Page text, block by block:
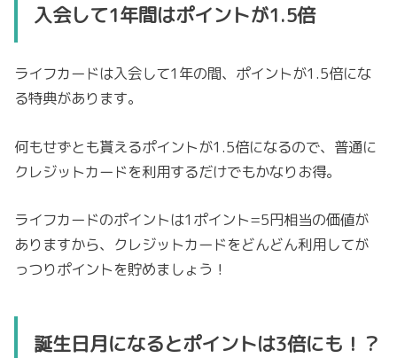
入会して1年間はポイントが1.5倍
ライフカードは入会して1年の間、ポイントが1.5倍にな
る特典があります。
何もせずとも貰えるポイントが1.5倍になるので、普通に
クレジットカードを利用するだけでもかなりお得。
ライフカードのポイントは1ポイント=5円相当の価値が
ありますから、クレジットカードをどんどん利用してが
っつりポイントを貯めましょう！
誕生日月になるとポイントは3倍にも！？